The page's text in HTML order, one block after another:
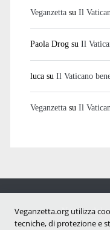
Veganzettasu Il
Paola Drogsu Il
lucasu Il Vaticano
Veganzettasu Il
Notizie dal
Veganzetta.org utilizza
tecniche, di protezione e